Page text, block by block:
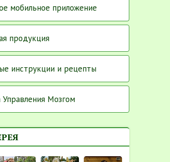
мобильное приложение
продукция
инструкции и рецепты
Мозгом